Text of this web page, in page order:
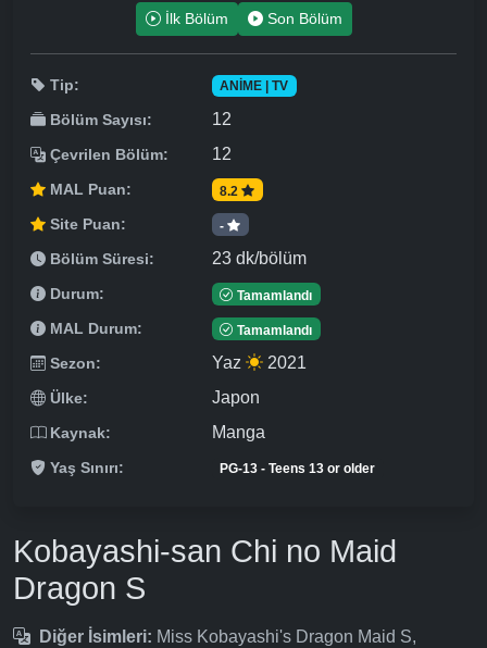
İlk Bölüm Son Bölüm
Tip: ANIME | TV
Bölüm Sayısı: 12
Çevrilen Bölüm: 12
MAL Puan: 8.2
Site Puan: -
Bölüm Süresi: 23 dk/bölüm
Durum: Tamamlandı
MAL Durum: Tamamlandı
Sezon: Yaz 2021
Ülke: Japon
Kaynak: Manga
Yaş Sınırı: PG-13 - Teens 13 or older
Kobayashi-san Chi no Maid
Dragon S
Diğer İsimleri: Miss Kobayashi's Dragon Maid S,